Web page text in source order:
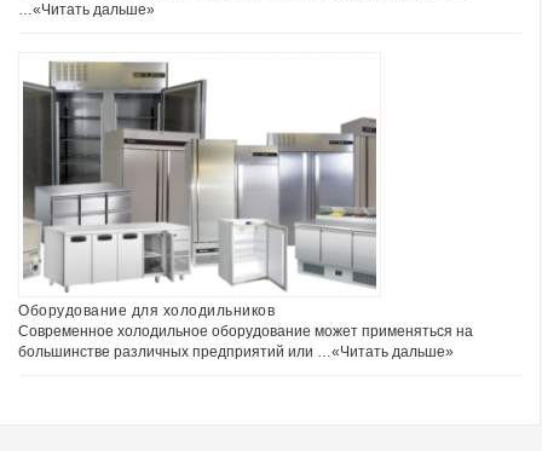
…«Читать дальше»
Оборудование для холодильников
Современное холодильное оборудование может применяться на
большинстве различных предприятий или …«Читать дальше»